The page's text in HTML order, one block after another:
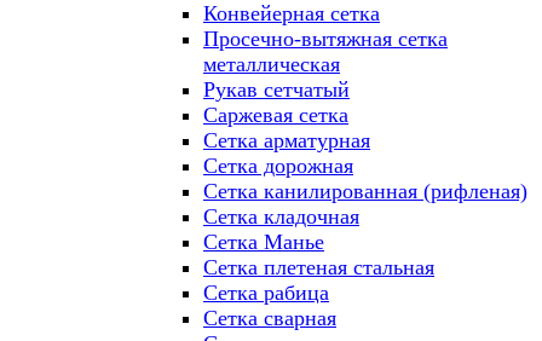
Конвейерная сетка
Просечно-вытяжная сетка
металлическая
Рукав сетчатый
Саржевая сетка
Сетка арматурная
Сетка дорожная
Сетка канилированная (рифленая)
Сетка кладочная
Сетка Манье
Сетка плетеная стальная
Сетка рабица
Сетка сварная